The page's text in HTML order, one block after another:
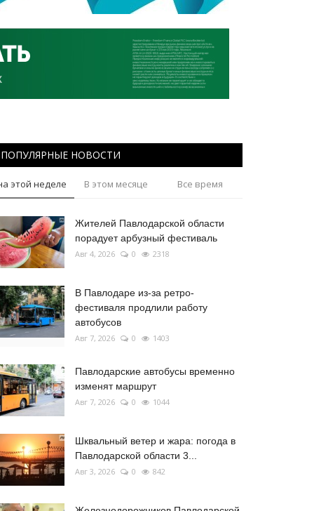
ПОПУЛЯРНЫЕ НОВОСТИ
этой неделе В этом месяце Все время
Жителей Павлодарской области
порадует арбузный фестиваль
Авг 4, 2026 0 2318
В Павлодаре из-за ретро-
фестиваля продлили работу
автобусов
Авг 7, 2026 0 1403
Павлодарские автобусы временно
изменят маршрут
Авг 7, 2026 0 1044
Шквальный ветер и жара: погода в
Павлодарской области 3...
Авг 3, 2026 0 842